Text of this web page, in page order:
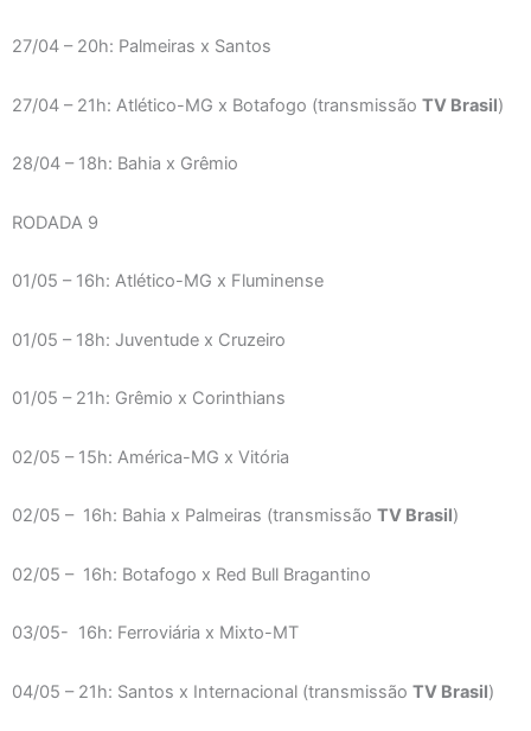
27/04 – 20h: Palmeiras x Santos
27/04 – 21h: Atlético-MG x Botafogo (transmissão TV Brasil)
28/04 – 18h: Bahia x Grêmio
RODADA 9
01/05 – 16h: Atlético-MG x Fluminense
01/05 – 18h: Juventude x Cruzeiro
01/05 – 21h: Grêmio x Corinthians
02/05 – 15h: América-MG x Vitória
02/05 – 16h: Bahia x Palmeiras (transmissão TV Brasil)
02/05 – 16h: Botafogo x Red Bull Bragantino
03/05- 16h: Ferroviária x Mixto-MT
04/05 – 21h: Santos x Internacional (transmissão TV Brasil)